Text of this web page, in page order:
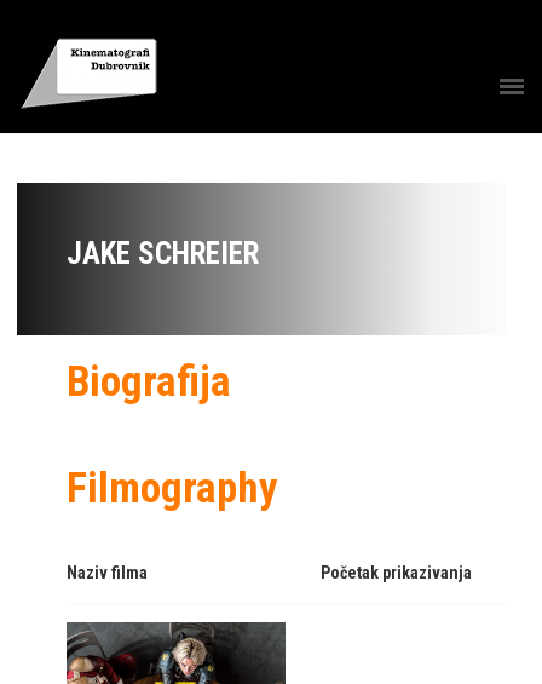
JAKE SCHREIER
Biografija
Filmography
Naziv filma Početak prikazivanja